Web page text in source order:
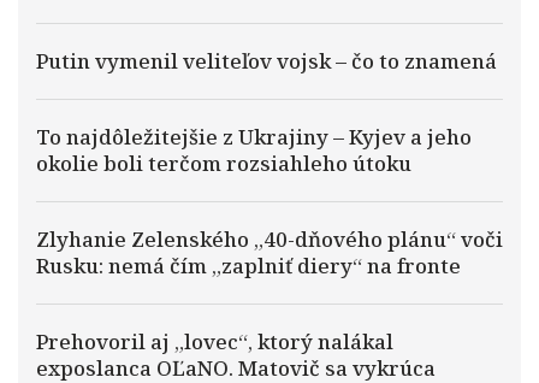
Putin vymenil veliteľov vojsk – čo to znamená
To najdôležitejšie z Ukrajiny – Kyjev a jeho
okolie boli terčom rozsiahleho útoku
Zlyhanie Zelenského „40-dňového plánu“ voči
Rusku: nemá čím „zaplniť diery“ na fronte
Prehovoril aj „lovec“, ktorý nalákal
exposlanca OĽaNO. Matovič sa vykrúca